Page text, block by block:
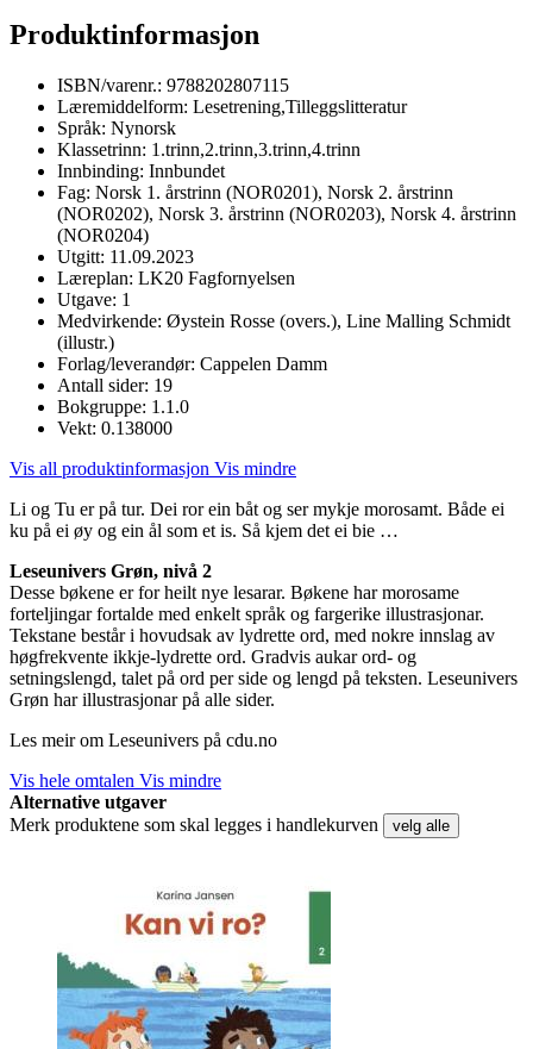
Produktinformasjon
ISBN/varenr.: 9788202807115
Læremiddelform: Lesetrening,Tilleggslitteratur
Språk: Nynorsk
Klassetrinn: 1.trinn,2.trinn,3.trinn,4.trinn
Innbinding: Innbundet
Fag: Norsk 1. årstrinn (NOR0201), Norsk 2. årstrinn
(NOR0202), Norsk 3. årstrinn (NOR0203), Norsk 4. årstrinn
(NOR0204)
Utgitt: 11.09.2023
Læreplan: LK20 Fagfornyelsen
Utgave: 1
Medvirkende: Øystein Rosse (overs.), Line Malling Schmidt
(illustr.)
Forlag/leverandør: Cappelen Damm
Antall sider: 19
Bokgruppe: 1.1.0
Vekt: 0.138000
Vis all produktinformasjon Vis mindre
Li og Tu er på tur. Dei ror ein båt og ser mykje morosamt. Både ei
ku på ei øy og ein ål som et is. Så kjem det ei bie …
Leseunivers Grøn, nivå 2
Desse bøkene er for heilt nye lesarar. Bøkene har morosame
forteljingar fortalde med enkelt språk og fargerike illustrasjonar.
Tekstane består i hovudsak av lydrette ord, med nokre innslag av
høgfrekvente ikkje-lydrette ord. Gradvis aukar ord- og
setningslengd, talet på ord per side og lengd på teksten. Leseunivers
Grøn har illustrasjonar på alle sider.
Les meir om Leseunivers på cdu.no
Vis hele omtalen Vis mindre
Alternative utgaver
Merk produktene som skal legges i handlekurven
velg alle